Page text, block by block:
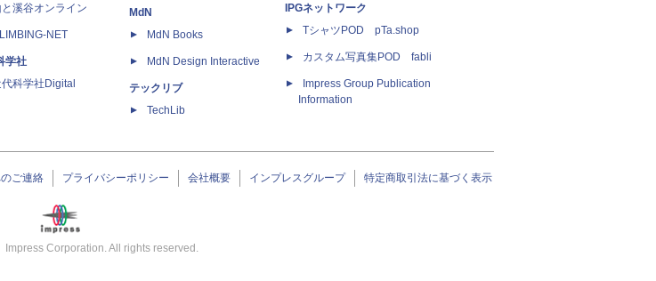
と溪谷オンライン
NET
学社
科学社Digital
MdN
MdN Books
MdN Design Interactive
テックリブ
TechLib
IPGネットワーク
TシャツPOD pTa.shop
カスタム写真集POD fabli
Impress Group Publication
Information
ご連絡 プライバシーポリシー 会社概要 インプレスグループ 特定商取引法に基づく表示
Impress Corporation. All rights reserved.